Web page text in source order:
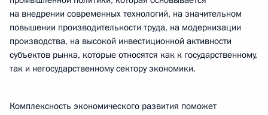
на внедрении современных технологий, на значительном
повышении производительности труда, на модернизации
производства, на высокой инвестиционной активности
субъектов рынка, которые относятся как к государственному,
так и негосударственному сектору экономики.
Комплексность экономического развития поможет